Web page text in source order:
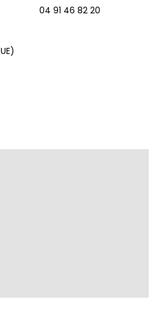
04 91 46 82 20